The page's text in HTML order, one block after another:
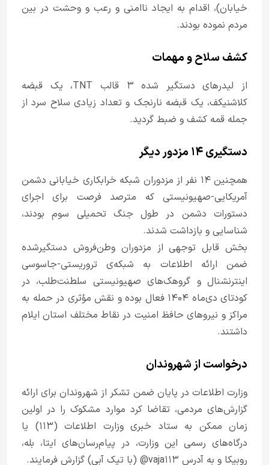
خیابان)، اقدام به ایجاد ناامنی و رعب و وحشت در بین
مردم نموده بودند.
کشف سلاح و مهمات
از لیدرهای دستگیر شده ۳ قالب TNT، یک قبضه
کلاشنیکف، یک قبضه نارنجک و تعداد زیادی سلاح سرد از
جمله قمه کشف و ضبط گردید.
دستگیری ۱۴ مزدور دیگر
همچنین ۱۴ نفر از مزدوران شبکه خرابکاری خیابانی دشمن
آمریکایی-صهیونیستی که مترصد فرصت برای اجرای
دستورات دشمن در طول جنگ تحمیلی سوم بودند،
شناسایی و بازداشت شدند.
بخش قابل توجهی از مزدوران وطن‌فروش دستگیرشده
ضمن ارائه اطلاعات به شبکه‌ی تروریستی-جاسوسی
اینترنشنال و گروهک‌های صهیونیستی سلطنت‌طلب، در
کودتای دی‌ماه ۱۴۰۴ فعال بوده و نقش مؤثری در حمله به
مراکز و نیروهای حافظ امنیت در نقاط مختلف استان ایلام
داشتند.
درخواست از شهروندان
وزارت اطلاعات در پایان ضمن تشکر از شهروندان برای ارائه
گزارش‌های مردمی، تقاضا کرد موارد مشکوک را در اولین
زمان ممکن به ستاد خبری وزارت اطلاعات (۱۱۳) یا
درگاه‌های رسمی این وزارت، در پیام‌رسان‌های ایتا، بله،
روبیکا و به آدرس vaja۱۱۳@ (با تیک آبی) گزارش فرمایند.